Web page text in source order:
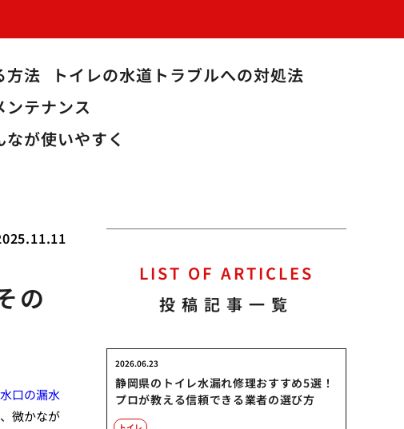
方法
トイレの水道トラブルへの対処法
テナンス
が使いやすく
の
口の漏水
微かなが
LIST OF ARTICLES
投稿記事一覧
静岡県のトイレ水漏れ修理おすすめ5選！
プロが教える信頼できる業者の選び方
2026.06.23